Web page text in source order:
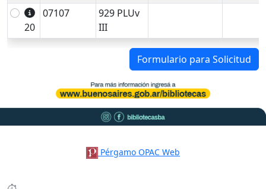
20
07107
929 PLUv
III
Formulario para Solicitud
Pérgamo OPAC Web